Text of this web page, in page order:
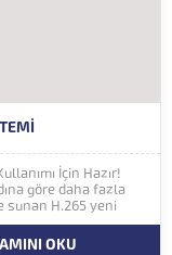
İçin Hazır!
göre daha fazla
sunan H.265 yeni
eklenmiştir.
OKU